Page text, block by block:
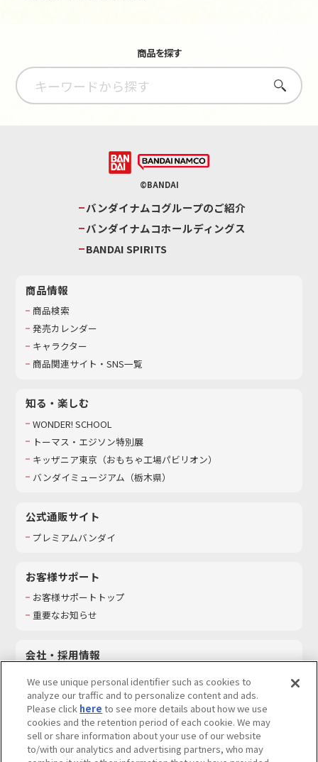
商品を探す
さがす
©BANDAI
バンダイナムコグループのご紹介
バンダイナムコホールディングス
BANDAI SPIRITS
商品情報
商品検索
発売カレンダー
キャラクター
商品関連サイト・SNS一覧
知る・楽しむ
WONDER! SCHOOL
トーマス・エジソン特別展
キッザニア東京（おもちゃ工場パビリオン）​
バンダイミュージアム（栃木県）
公式通販サイト
プレミアムバンダイ
お客様サポート
お客様サポートトップ
重要なお知らせ
会社・採用情報
採用情報
サステナビリティ
お問い合わせ
We use unique personal identifier such as cookies to
analyze our traffic and to personalize content and ads.
Please click here to see more details about how we use
cookies and the retention period of each cookie. We may
sell or share information about your use of our website
to/with our analytics and advertising partners, who may